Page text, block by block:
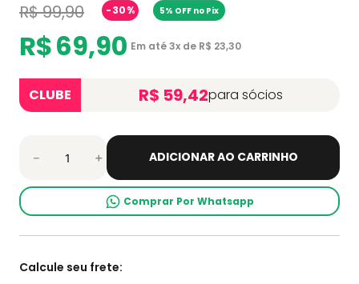
R$99,90 -30% 5% OFF no Pix
R$69,90 Em até3x de R$ 23,30
CLUBE R$ 59,42para sócios
＋
－ ADICIONAR AO CARRINHO
Comprar Por Whatsapp